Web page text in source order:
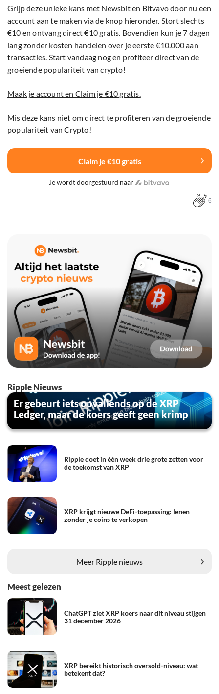
Grijp deze unieke kans met Newsbit en Bitvavo door nu een
account aan te maken via de knop hieronder. Stort slechts
€10 en ontvang direct €10 gratis. Bovendien kun je 7 dagen
lang zonder kosten handelen over je eerste €10.000 aan
transacties. Start vandaag nog en profiteer direct van de
groeiende populariteit van crypto!
Maak je account en Claim je €10 gratis.
Mis deze kans niet om direct te profiteren van de groeiende
populariteit van Crypto!
Claim je €10 gratis
Je wordt doorgestuurd naar
6
Ripple Nieuws
Er gebeurt iets opvallends op de XRP
Ledger, maar de koers geeft geen krimp
Ripple doet in één week drie grote zetten voor
de toekomst van XRP
XRP krijgt nieuwe DeFi-toepassing: lenen
zonder je coins te verkopen
Meer Ripple nieuws
Meest gelezen
ChatGPT ziet XRP koers naar dit niveau stijgen
31 december 2026
XRP bereikt historisch oversold-niveau: wat
betekent dat?